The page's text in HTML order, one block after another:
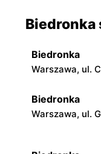
Biedronka
Warszawa, ul.
Biedronka
Warszawa, ul.